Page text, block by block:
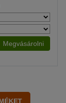
Megvásárolni